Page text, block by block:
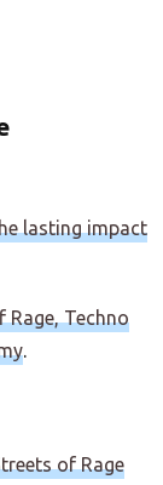
lasting impact
Techno
.
of Rage